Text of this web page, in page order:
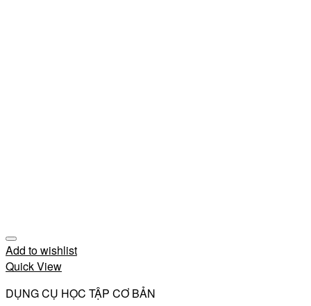
Add to wishlist
Quick View
DỤNG CỤ HỌC TẬP CƠ BẢN